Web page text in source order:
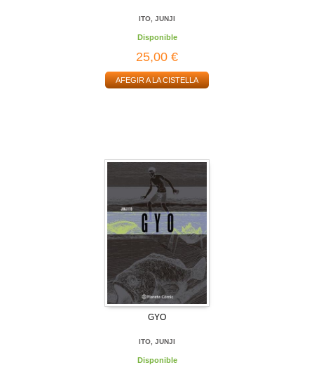
ITO, JUNJI
Disponible
25,00 €
AFEGIR A LA CISTELLA
GYO
ITO, JUNJI
Disponible